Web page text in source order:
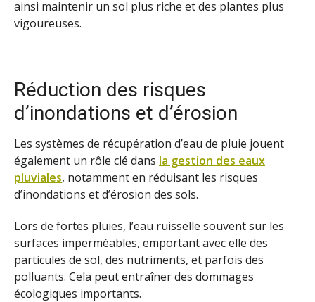
ainsi maintenir un sol plus riche et des plantes plus
vigoureuses.
Réduction des risques
d’inondations et d’érosion
Les systèmes de récupération d’eau de pluie jouent
également un rôle clé dans la gestion des eaux
pluviales, notamment en réduisant les risques
d’inondations et d’érosion des sols.
Lors de fortes pluies, l’eau ruisselle souvent sur les
surfaces imperméables, emportant avec elle des
particules de sol, des nutriments, et parfois des
polluants. Cela peut entraîner des dommages
écologiques importants.